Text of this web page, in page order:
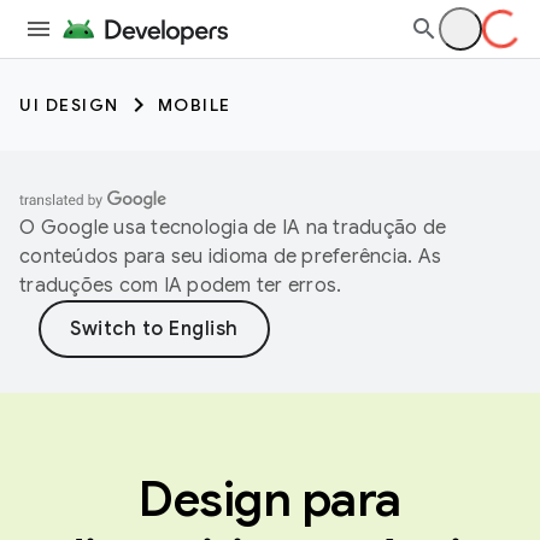
UI DESIGN MOBILE
O Google usa tecnologia de IA na tradução de
conteúdos para seu idioma de preferência. As
traduções com IA podem ter erros.
Design para